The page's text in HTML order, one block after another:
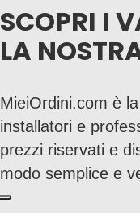
SCOPRI I
LA
MieiOrdini.com è
installatori e
prezzi riservati e
modo semplice e